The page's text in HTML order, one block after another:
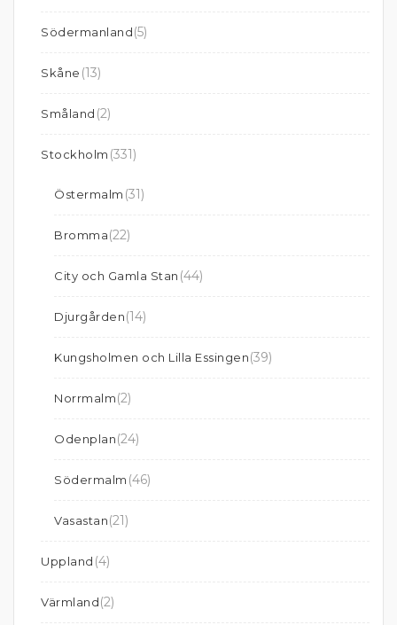
Södermanland(5)
Skåne (13)
Småland (2)
Stockholm (331)
Östermalm (31)
Bromma(22)
City och Gamla Stan (44)
Djurgården(14)
Kungsholmen och Lilla Essingen(39)
Norrmalm(2)
Odenplan(24)
Södermalm (46)
Vasastan(21)
Uppland (4)
Värmland(2)